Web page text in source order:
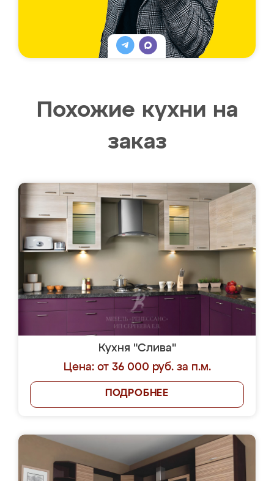
Похожие кухни на
заказ
Кухня "Слива"
Цена: от 36 000 руб. за п.м.
ПОДРОБНЕЕ